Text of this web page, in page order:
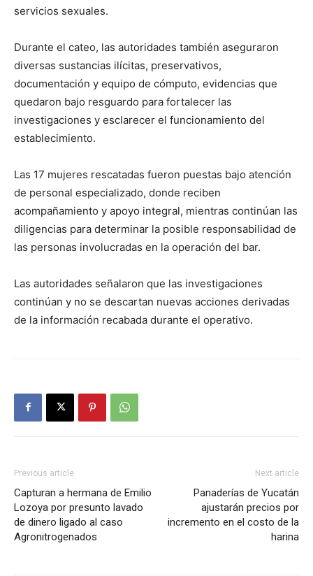
servicios sexuales.
Durante el cateo, las autoridades también aseguraron
diversas sustancias ilícitas, preservativos,
documentación y equipo de cómputo, evidencias que
quedaron bajo resguardo para fortalecer las
investigaciones y esclarecer el funcionamiento del
establecimiento.
Las 17 mujeres rescatadas fueron puestas bajo atención
de personal especializado, donde reciben
acompañamiento y apoyo integral, mientras continúan las
diligencias para determinar la posible responsabilidad de
las personas involucradas en la operación del bar.
Las autoridades señalaron que las investigaciones
continúan y no se descartan nuevas acciones derivadas
de la información recabada durante el operativo.
Previous article
Capturan a hermana de Emilio
Lozoya por presunto lavado
de dinero ligado al caso
Agronitrogenados
Next article
Panaderías de Yucatán
ajustarán precios por
incremento en el costo de la
harina